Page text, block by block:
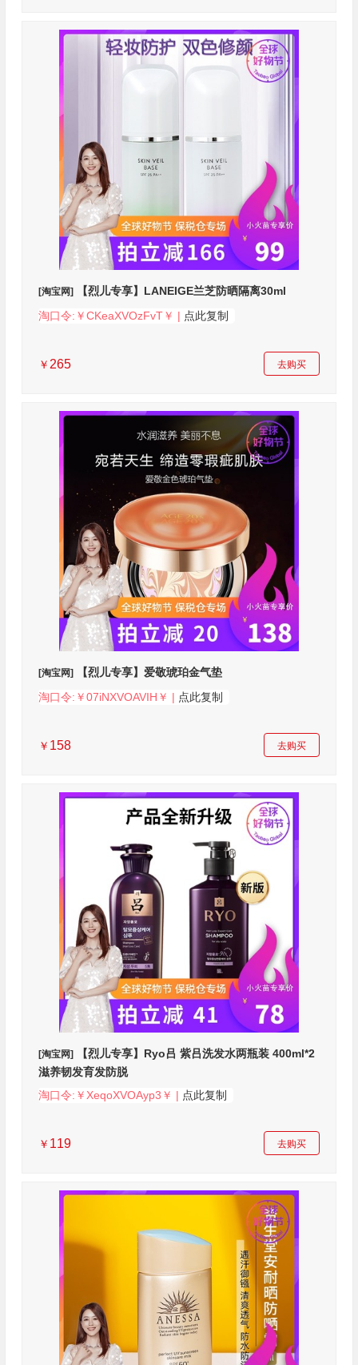
[淘宝网]【烈儿专享】LANEIGE兰芝防晒隔离30ml
淘口令:￥CKeaXVOzFvT￥ | 点此复制
￥ 265 去购买
[淘宝网]【烈儿专享】爱敬琥珀金气垫
淘口令:￥07iNXVOAVIH￥ | 点此复制
￥ 158 去购买
[淘宝网]【烈儿专享】Ryo吕 紫吕洗发水两瓶装 400ml*2
滋养韧发育发防脱
淘口令:￥XeqoXVOAyp3￥ | 点此复制
￥ 119 去购买